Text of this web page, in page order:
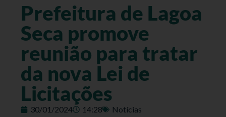
Prefeitura de Lagoa
Seca promove
reunião para tratar
da nova Lei de
Licitações
30/01/2024 14:28 Notícias